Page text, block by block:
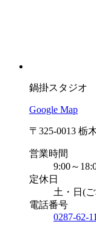
鍋掛スタジオ
Google Map
〒325-0013 栃
営業時間
9:00～
定休日
土・日(
電話番号
0287-62-